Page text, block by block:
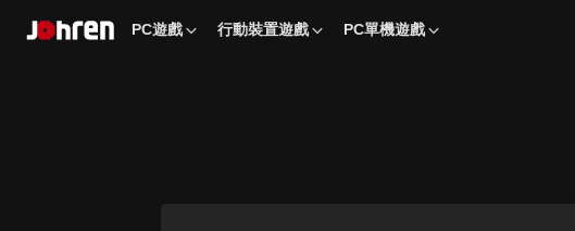
PC遊戲 行動裝置遊戲 PC單機遊戲